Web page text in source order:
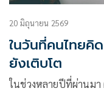
20 มิถุนายน 2569
ในวันที่คนไทยคิ
ยังเติบโต
ในช่วงหลายปีที่ผ่านม